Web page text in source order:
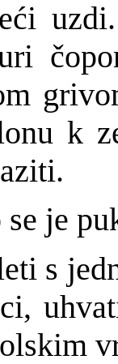
k
je
s